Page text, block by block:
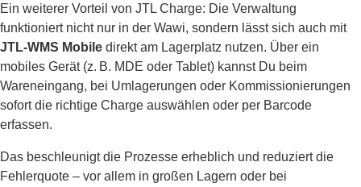
Ein weiterer Vorteil von JTL Charge: Die Verwaltung
funktioniert nicht nur in der Wawi, sondern lässt sich auch mit
JTL-WMS Mobile direkt am Lagerplatz nutzen. Über ein
mobiles Gerät (z. B. MDE oder Tablet) kannst Du beim
Wareneingang, bei Umlagerungen oder Kommissionierungen
sofort die richtige Charge auswählen oder per Barcode
erfassen.
Das beschleunigt die Prozesse erheblich und reduziert die
Fehlerquote – vor allem in großen Lagern oder bei